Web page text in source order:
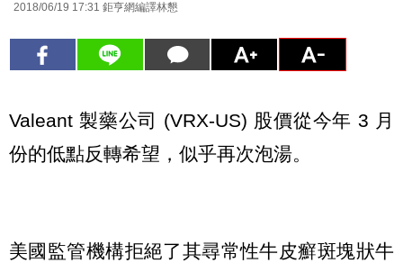
2018/06/19 17:31 鉅亨網編譯林懇
Valeant 製藥公司 (VRX-US) 股價從今年 3 月
份的低點反轉希望，似乎再次泡湯。
美國監管機構拒絕了其尋常性牛皮癬斑塊狀牛